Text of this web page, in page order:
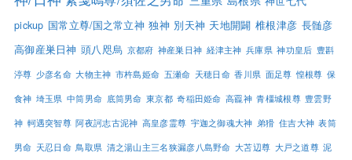
pickup 国常立尊/国之常立神 独神 別天神 天地開闢 椎根津彦 長髄彦
高御産巣日神 頭八咫烏 京都府 神産巣日神 経津主神 兵庫県 神功皇后 豊斟
渟尊 少彦名命 大物主神 市杵島姫命 五瀬命 天穂日命 香川県 面足尊 惶根尊 保
食神 埼玉県 中筒男命 底筒男命 東京都 奇稲田姫命 高龗神 青橿城根尊 豊雲野
神 軻遇突智尊 阿夜訶志古泥神 高皇彦霊尊 宇迦之御魂大神 弟猾 住吉大神 表筒
男命 天忍日命 鳥取県 清之湯山主三名狭漏彦八島野命 大苫辺尊 大戸之道尊 泥